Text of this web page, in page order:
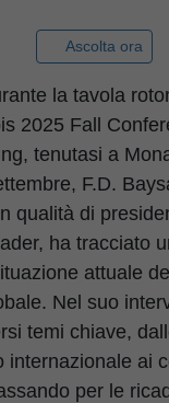
Ascolta ora
la tavola
2025 Fall
tenutasi a
F.D.
qualità di
ha tracciato
attuale
Nel suo
temi chiave,
internazionale ai
per le